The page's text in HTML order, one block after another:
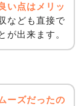
い点はメリッ
なども直接で
が出来ます。
ーズだったの